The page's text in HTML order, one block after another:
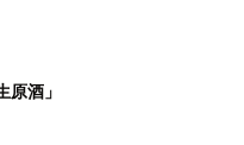
酒」